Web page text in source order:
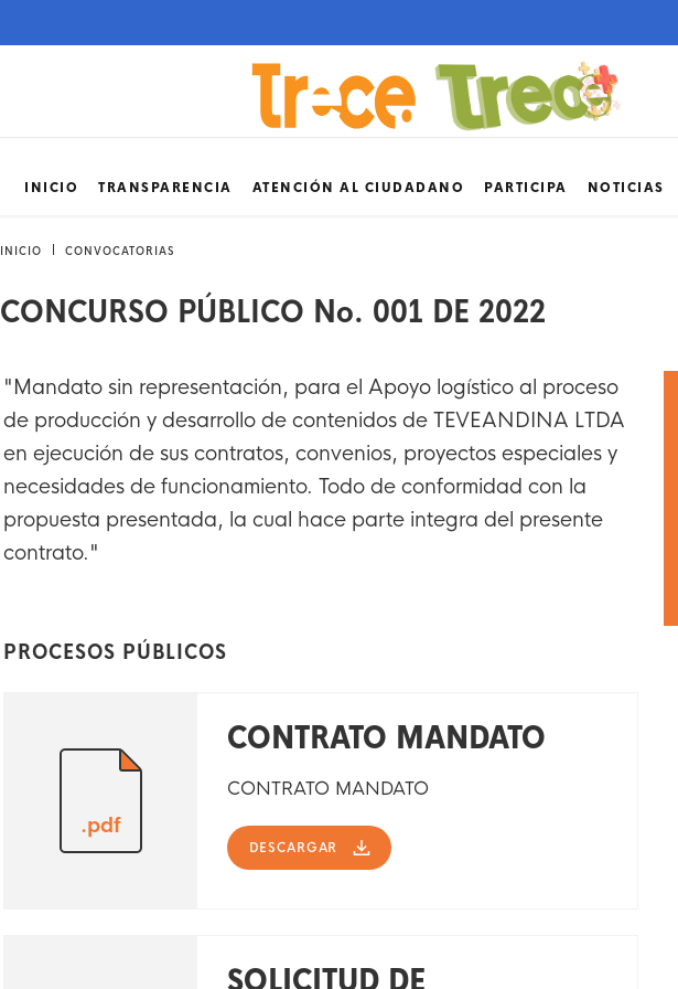
INICIO TRANSPARENCIA ATENCIÓN AL CIUDADANO PARTICIPA NOTICIAS
INICIO CONVOCATORIAS
CONCURSO PÚBLICO No. 001 DE 2022
"Mandato sin representación, para el Apoyo logístico al proceso
de producción y desarrollo de contenidos de TEVEANDINA LTDA
en ejecución de sus contratos, convenios, proyectos especiales y
necesidades de funcionamiento. Todo de conformidad con la
propuesta presentada, la cual hace parte integra del presente
contrato."
PROCESOS PÚBLICOS
.pdf
CONTRATO MANDATO
CONTRATO MANDATO
DESCARGAR